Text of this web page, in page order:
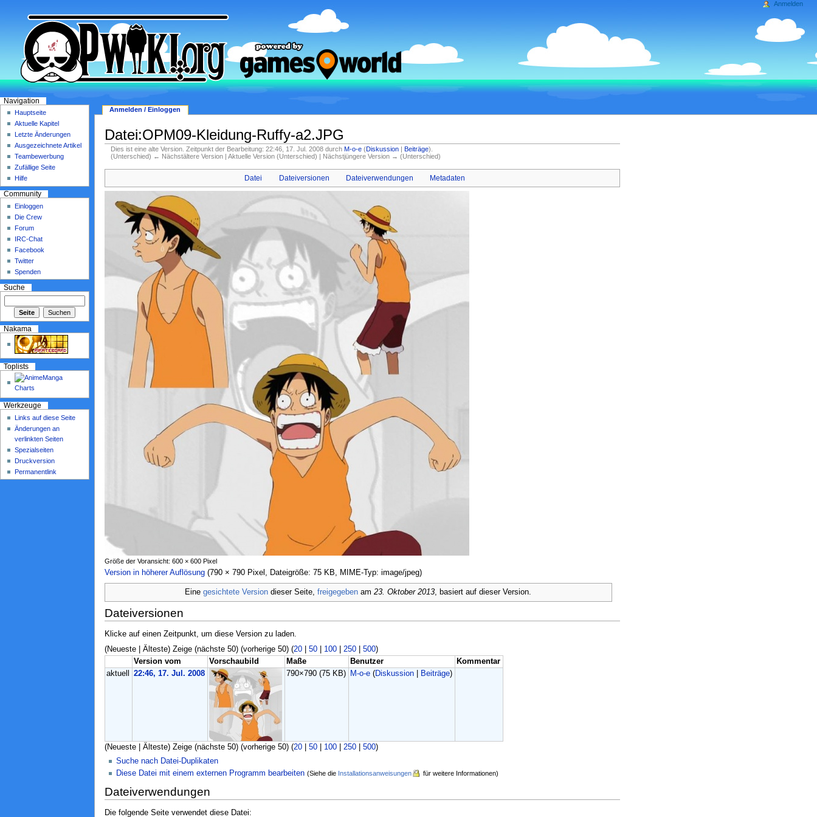
Datei:OPM09-Kleidung-Ruffy-a2.JPG
Dies ist eine alte Version. Zeitpunkt der Bearbeitung: 22:46, 17. Jul. 2008 durch M-o-e (Diskussion Beiträge)
(Unterschied) ← Nächstältere Version | Aktuelle Version (Unterschied) | Nächstjüngere Version → (Unterschied)
Datei Dateiversionen Dateiverwendungen Metadaten
Größe der Voransicht: 600 × 600 Pixel
Version in höherer Auflösung‎ (790 × 790 Pixel, Dateigröße: 75 KB, MIME-Typ: image/jpeg)
Einegesichtete Version dieser Seite,freigegeben am23. Oktober 2013 , basiert auf dieser Version.
Dateiversionen
Klicke auf einen Zeitpunkt, um diese Version zu laden.
(Neueste | Älteste) Zeige (nächste 50) (vorherige 50) (20| 50| 100| 250| 500)
Version vom
Vorschaubild Maße Benutzer
Kommentar
aktuell
22:46, 17. Jul. 2008 790×790(75 KB) M-o-e (Diskussion Beiträge)
(Neueste | Älteste) Zeige (nächste 50) (vorherige 50) (20| 50| 100| 250| 500)
Suche nach Datei-Duplikaten
Diese Datei mit einem externen Programm bearbeiten (Siehe die Installationsanweisungen für weitere Informationen)
Dateiverwendungen
Die folgende Seite verwendet diese Datei:
Anmelden / Einloggen
Anmelden
Navigation
Hauptseite
Aktuelle Kapitel
Letzte Änderungen
Ausgezeichnete Artikel
Teambewerbung
Zufällige Seite
Hilfe
Community
Einloggen
Die Crew
Forum
IRC-Chat
Facebook
Twitter
Spenden
Suche
Nakama
Toplists
Werkzeuge
Links auf diese Seite
Änderungen an
verlinkten Seiten
Spezialseiten
Druckversion
Permanentlink